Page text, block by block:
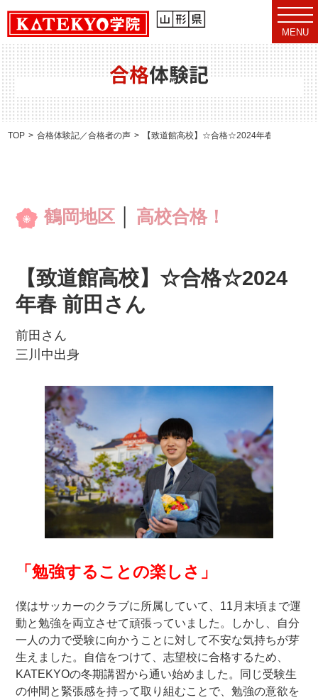
t
o
g
g
l
e
n
v
i
g
MENU
合格体験記
TOP 合格体験記／合格者の声 【致道館高校】☆合格☆2024年春 前田さん
鶴岡地区 高校合格！
【致道館高校】☆合格☆2024
年春 前田さん
前田さん
三川中出身
「勉強することの楽しさ」
僕はサッカーのクラブに所属していて、11月末頃まで運
動と勉強を両立させて頑張っていました。しかし、自分
一人の力で受験に向かうことに対して不安な気持ちが芽
生えました。自信をつけて、志望校に合格するため、
KATEKYOの冬期講習から通い始めました。同じ受験生
の仲間と緊張感を持って取り組むことで、勉強の意欲を